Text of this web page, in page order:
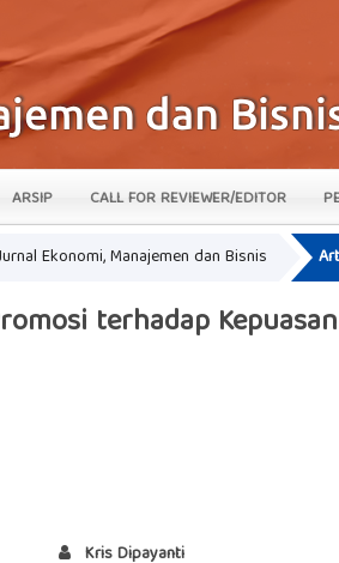
ARSIP CALL FOR REVIEWER/EDITOR
Ekonomi, Manajemen dan Bisnis
terhadap
Kris Dipayanti